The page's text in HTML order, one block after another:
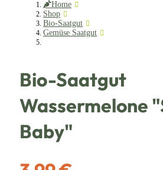
Home
Shop
Bio-Saatgut
Gemüse Saatgut
Bio-Saatgut
Wassermelone
Baby"